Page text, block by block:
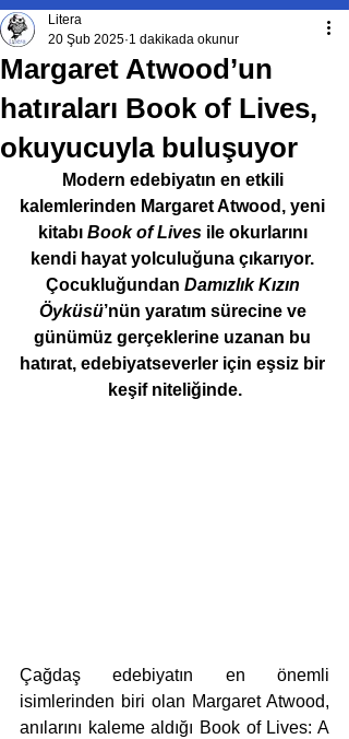
Margaret Atwood’un
hatıraları Book of Lives,
okuyucuyla buluşuyor
Litera
20 Şub 2025 1 dakikada okunur
Modern edebiyatın en etkili
kalemlerinden Margaret Atwood, yeni
kitabı Book of Lives ile okurlarını
kendi hayat yolculuğuna çıkarıyor.
Çocukluğundan Damızlık Kızın
Öyküsü’nün yaratım sürecine ve
günümüz gerçeklerine uzanan bu
hatırat, edebiyatseverler için eşsiz bir
keşif niteliğinde.
Çağdaş edebiyatın en önemli
isimlerinden biri olan Margaret Atwood,
anılarını kaleme aldığı Book of Lives: A